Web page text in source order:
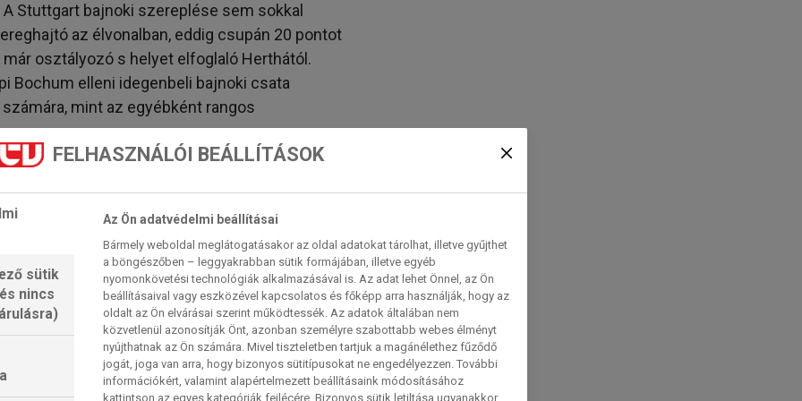
Stuttgart bajnoki szereplése sem sokkal
az élvonalban, eddig csupán 20 pontot
osztályozó s helyet elfoglaló Herthától.
Bochum elleni idegenbeli bajnoki csata
mint az egyébként rangos
A Lipcse – küzdve a BL-t jelentő első
3–0-ra, a BVB pedig nagy reményekkel
éppen edzőt váltó Bayernnel szemben. A
mutatta híven a különbségat a két együttes
álltak 4–0 után az ötösik és esetleg a hatodik
végül bekövetkező dupla szépítéshez. Pedig
vett: a megelőzpő 10 bajnokból 9-et memyert,
spút meg is előzte a rekordbajnokokt a
mindig más, mint a többuóiek.
FELHASZNÁLÓI BEÁLLÍTÁSOK
sütik
nincs
Az Ön adatvédelmi beállításai
Bármely weboldal meglátogatásakor az oldal adatokat tárolhat, illetve gyűjthet
a böngészőben – leggyakrabban sütik formájában, illetve egyéb
nyomonkövetési technológiák alkalmazásával is. Az adat lehet Önnel, az Ön
beállításaival vagy eszközével kapcsolatos és főképp arra használják, hogy az
oldalt az Ön elvárásai szerint működtessék. Az adatok általában nem
közvetlenül azonosítják Önt, azonban személyre szabottabb webes élményt
nyújthatnak az Ön számára. Mivel tiszteletben tartjuk a magánélethez fűződő
jogát, joga van arra, hogy bizonyos sütitípusokat ne engedélyezzen. További
információkért, valamint alapértelmezett beállításaink módosításához
kattintson az egyes kategóriák fejlécére. Bizonyos sütik letiltása ugyanakkor